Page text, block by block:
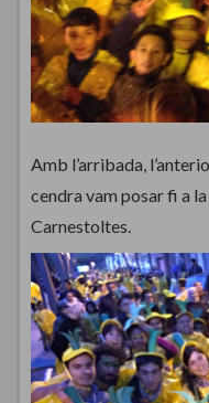
Amb l’arribada,
cendra vam posar fi a
Carnestoltes.